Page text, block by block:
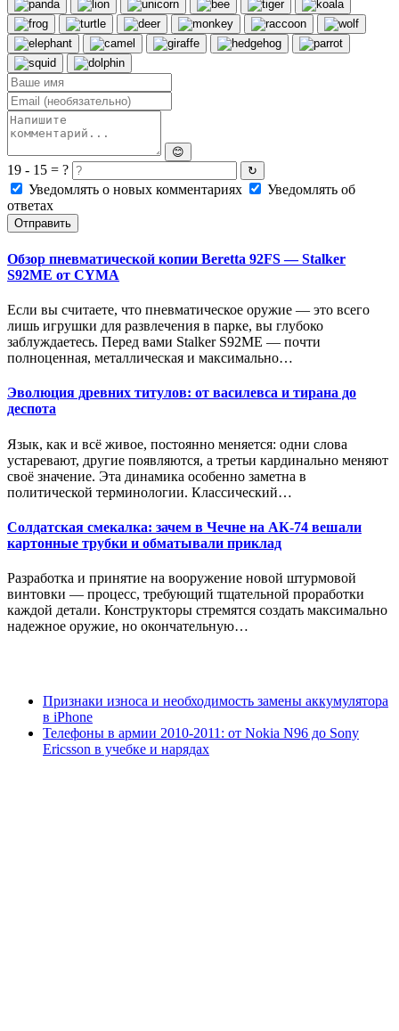
😊
19 - 15 = ? ↻
Уведомлять о новых комментариях
Уведомлять об
ответах
Отправить
Обзор пневматической копии Beretta 92FS — Stalker
S92ME от CYMA
Если вы считаете, что пневматическое оружие — это всего
лишь игрушки для развлечения в парке, вы глубоко
заблуждаетесь. Перед вами Stalker S92ME — почти
полноценная, металлическая и максимально…
Эволюция древних титулов: от василевса и тирана до
деспота
Язык, как и всё живое, постоянно меняется: одни слова
устаревают, другие появляются, а третьи кардинально меняют
своё значение. Эта динамика особенно заметна в
политической терминологии. Классический…
Солдатская смекалка: зачем в Чечне на АК-74 вешали
картонные трубки и обматывали приклад
Разработка и принятие на вооружение новой штурмовой
винтовки — процесс, требующий тщательной проработки
каждой детали. Конструкторы стремятся создать максимально
надежное оружие, но окончательную…
Признаки износа и необходимость замены аккумулятора
в iPhone
Телефоны в армии 2010-2011: от Nokia N96 до Sony
Ericsson в учебке и нарядах